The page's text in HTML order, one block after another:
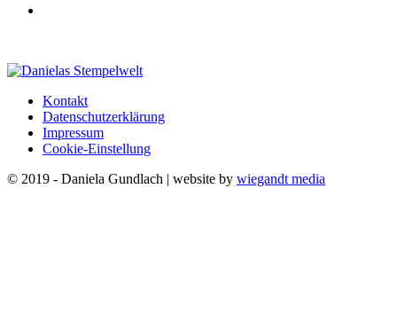
Kontakt
Datenschutzerklärung
Impressum
Cookie-Einstellung
© 2019 - Daniela Gundlach | website by wiegandt media